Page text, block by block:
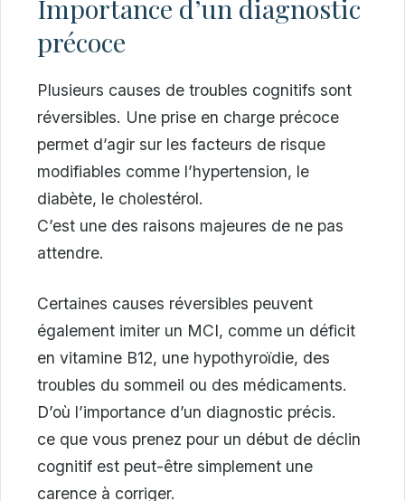
Importance d’un diagnostic
précoce
Plusieurs causes de troubles cognitifs sont
réversibles. Une prise en charge précoce
permet d’agir sur les facteurs de risque
modifiables comme l’hypertension, le
diabète, le cholestérol.
C’est une des raisons majeures de ne pas
attendre.
Certaines causes réversibles peuvent
également imiter un MCI, comme un déficit
en vitamine B12, une hypothyroïdie, des
troubles du sommeil ou des médicaments.
D’où l’importance d’un diagnostic précis.
ce que vous prenez pour un début de déclin
cognitif est peut-être simplement une
carence à corriger.